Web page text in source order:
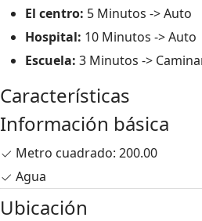
El centro: 5 Minutos -> Auto
Hospital: 10 Minutos -> Auto
Escuela: 3 Minutos ->
Características
Información básica
Metro cuadrado: 200.00
Agua
Ubicación